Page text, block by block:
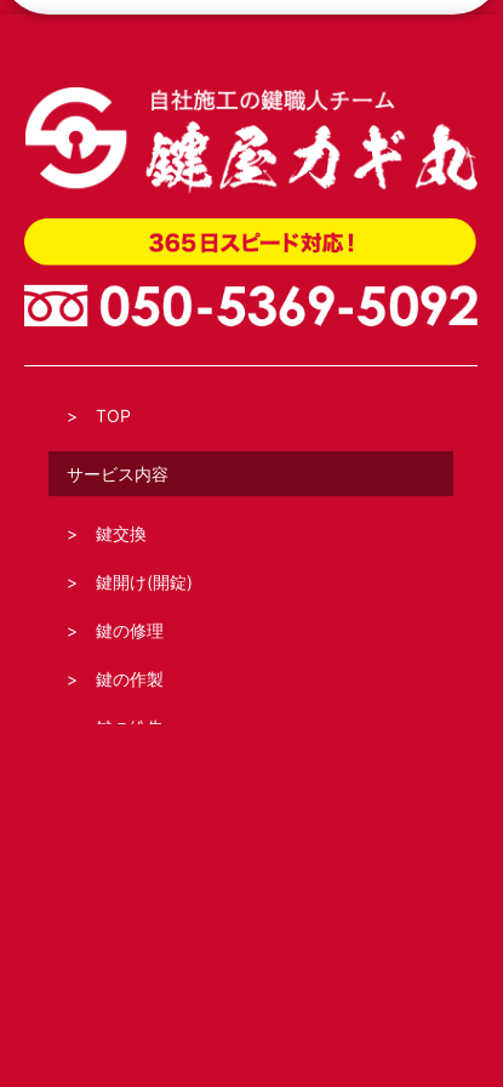
4600に加工交換
2026.04.02
玄関引き戸のトステム錠でKH-208を交換
TOP
サービス内容
鍵交換
鍵開け(開錠)
鍵の修理
鍵の作製
鍵の紛失